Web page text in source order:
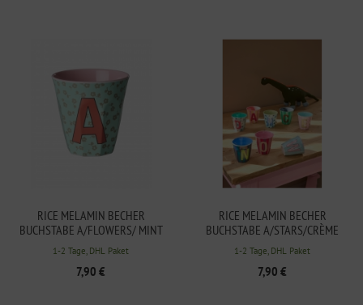
RICE MELAMIN BECHER
BUCHSTABE A/FLOWERS/ MINT
250ML
1-2 Tage, DHL Paket
7,90 €
RICE MELAMIN BECHER
BUCHSTABE A/STARS/CRÈME
250ML
1-2 Tage, DHL Paket
7,90 €